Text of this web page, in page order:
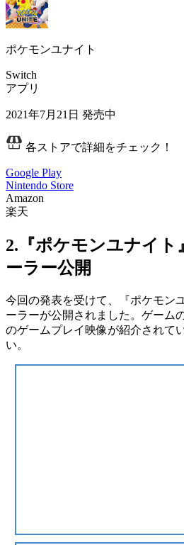
ポケモンユナイト
Switch
アプリ
2021年7月21日 発売中
各ストアで詳細をチェック！
Google Play
Nintendo Store
Amazon
楽天
2.『ポケモンユナイト
ーラー公開
今回の発表を受けて、『ポケモン
ーラーが公開されました。ゲーム
のゲームプレイ映像が紹介されて
い。